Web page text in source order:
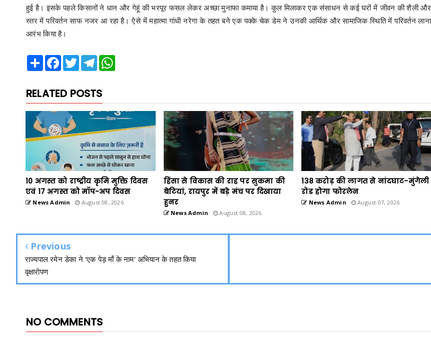
हुई है। इसके पहले किसानों ने धान और गेहूं की भरपूर फसल लेकर अच्छा मुनाफा कमाया है। कुल मिलाकर एक संसाधन से कई घरों में जीवन की शैली और
स्तर में परिवर्तन साफ नजर आ रहा है। ऐसे में महात्मा गांधी नरेगा के तहत बने एक पक्के चेक डेम ने उनकी आर्थिक और सामाजिक स्थिति में परिवर्तन लाना
आरंभ किया है।
Share Facebook
TwitterTelegram
RELATED POSTS
10 अगस्त को राष्ट्रीय कृमि मुक्ति दिवस
एवं 17 अगस्त को मॉप-अप दिवस
News Admin August 08, 2026
हिंसा से विकास की राह पर सुकमा की
बेटियां, रायपुर में बड़े मंच पर दिखाया
हुनर
News Admin August 08, 2026
138 करोड़ की लागत से नांदघाट-मुंगेली
रोड होगा फोरलेन
News Admin August 07, 2026
Previous
राज्यपाल रमेन डेका ने ‘एक पेड़ माँ के नाम‘ अभियान के तहत किया
वृक्षारोपण
NO COMMENTS